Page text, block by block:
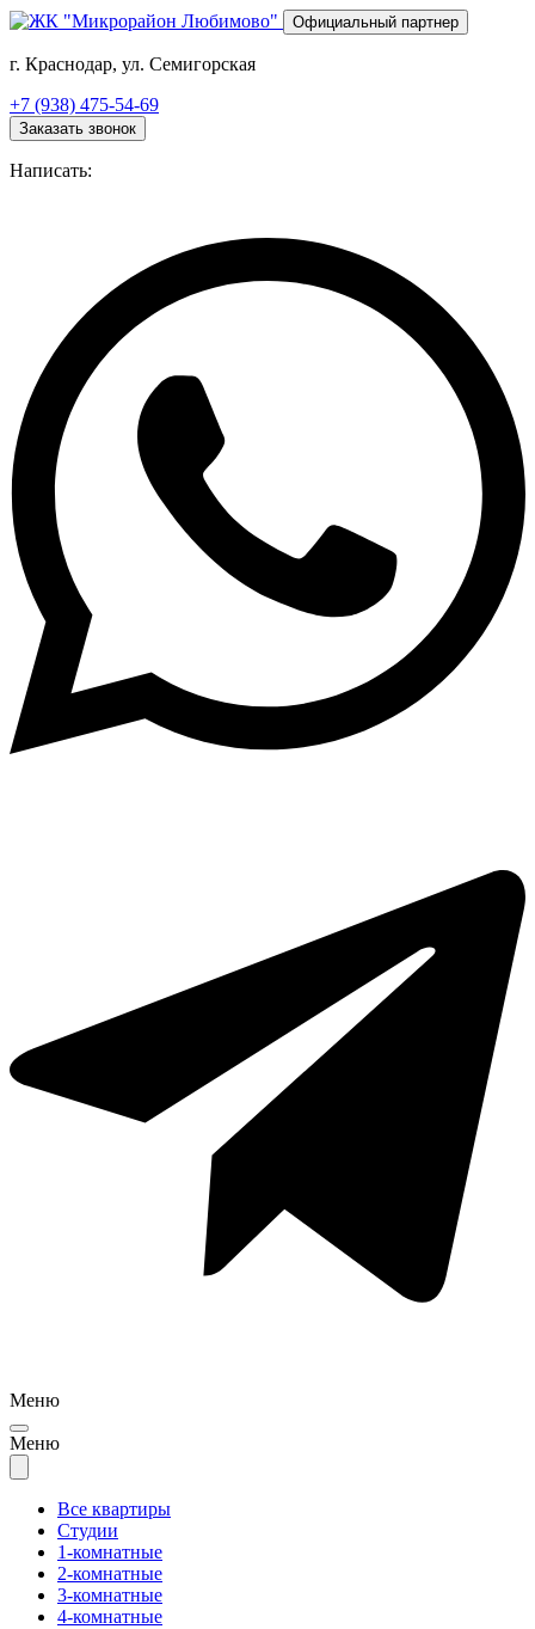
Перейти
основному
Официальный партнер
г. Краснодар, ул. Семигорская
+7 (938) 475-54-69
Заказать звонок
Написать:
Меню
Меню
Все квартиры
Студии
1-комнатные
2-комнатные
3-комнатные
4-комнатные